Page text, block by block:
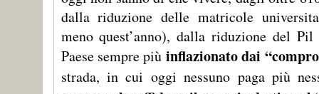
dalla riduzione delle matricole
meno quest’anno), dalla riduzione del
Paese sempre più inflazionato dai
strada, in cui oggi nessuno paga più